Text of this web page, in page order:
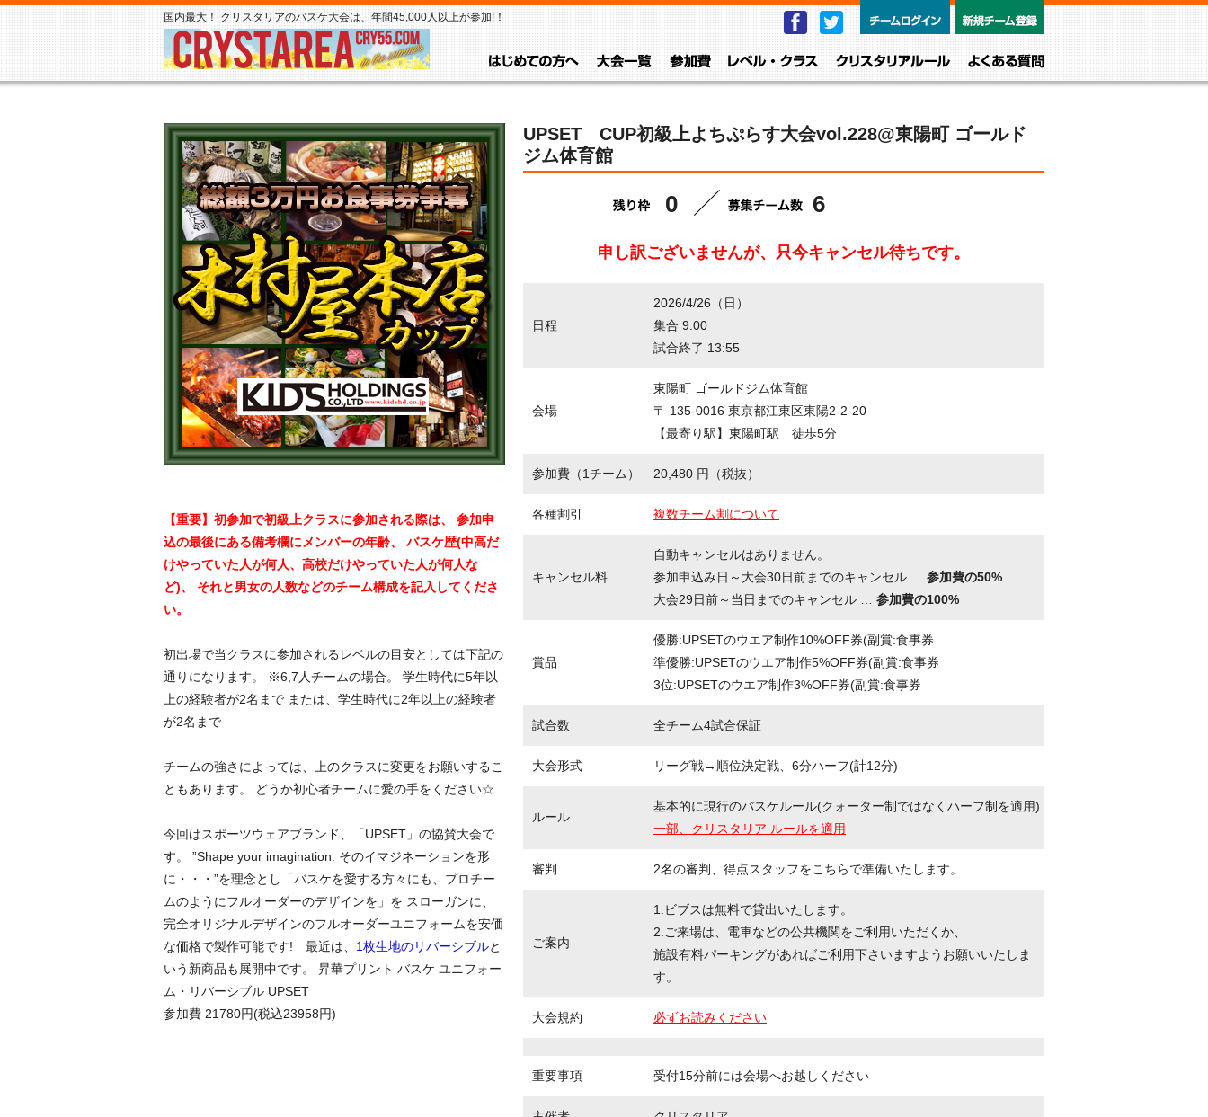
国内最大！ クリスタリアのバスケ大会は、年間45,000人以上が参加!！ FacebookTwitter
はじめての方へ
大会一覧参加費 レベル・クラス
【重要】初参加で初級上クラスに参加される際は、 参加申
込の最後にある備考欄にメンバーの年齢、 バスケ歴(中高だ
けやっていた人が何人、高校だけやっていた人が何人な
ど)、 それと男女の人数などのチーム構成を記入してくださ
い。
初出場で当クラスに参加されるレベルの目安としては下記の
通りになります。 ※6,7人チームの場合。 学生時代に5年以
上の経験者が2名まで または、学生時代に2年以上の経験者
が2名まで
チームの強さによっては、上のクラスに変更をお願いするこ
ともあります。 どうか初心者チームに愛の手をください☆
今回はスポーツウェアブランド、「UPSET」の協賛大会で
す。 ”Shape your imagination. そのイマジネーションを形
に・・・”を理念とし「バスケを愛する方々にも、プロチー
ムのようにフルオーダーのデザインを」を スローガンに、
完全オリジナルデザインのフルオーダーユニフォームを安価
な価格で製作可能です! 最近は、 1枚生地のリバーシブルと
いう新商品も展開中です。 昇華プリント バスケ ユニフォー
ム・リバーシブル UPSET
参加費 21780円(税込23958円)
UPSET CUP初級上よちぷらす大会vol.228@東陽町 ゴールド
ジム体育館
0 6
申し訳ございませんが、只今キャンセル待ちです。
日程
2026/4/26（日）
集合 9:00
試合終了 13:55
会場
東陽町 ゴールドジム体育館
〒 135-0016 東京都江東区東陽2-2-20
【最寄り駅】東陽町駅 徒歩5分
参加費（1チーム） 20,480 円（税抜）
各種割引 複数チーム割について
キャンセル料
自動キャンセルはありません。
参加申込み日～大会30日前までのキャンセル … 参加費の50%
大会29日前～当日までのキャンセル … 参加費の100%
賞品
優勝:UPSETのウエア制作10%OFF券(副賞:食事券
準優勝:UPSETのウエア制作5%OFF券(副賞:食事券
3位:UPSETのウエア制作3%OFF券(副賞:食事券
試合数 全チーム4試合保証
大会形式 リーグ戦→順位決定戦、6分ハーフ(計12分)
ルール
基本的に現行のバスケルール(クォーター制ではなくハーフ制を適用)
一部、クリスタリア ルールを適用
審判 2名の審判、得点スタッフをこちらで準備いたします。
ご案内
1.ビブスは無料で貸出いたします。
2.ご来場は、電車などの公共機関をご利用いただくか、
施設有料パーキングがあればご利用下さいますようお願いいたしま
す。
大会規約 必ずお読みください
重要事項 受付15分前には会場へお越しください